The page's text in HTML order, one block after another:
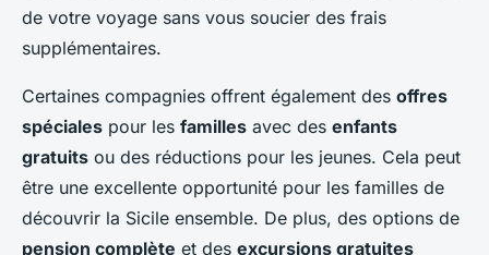
de votre voyage sans vous soucier des frais
supplémentaires.
Certaines compagnies offrent également des offres
spéciales pour les familles avec des enfants
gratuits ou des réductions pour les jeunes. Cela peut
être une excellente opportunité pour les familles de
découvrir la Sicile ensemble. De plus, des options de
pension complète et des excursions gratuites